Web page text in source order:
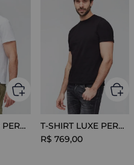
T-SHIRT LUXE PERFORMANCE WHITE
T-SHIRT LUXE PERFORMANCE BLACK
R$ 769,00